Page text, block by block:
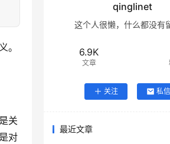
。
关
对
qinglinet
这个人很懒，什么都没有
6.9K
文章
关注 私信
最近文章